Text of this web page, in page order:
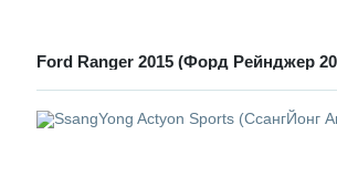
Ford Ranger 2015 (Форд Рейнджер